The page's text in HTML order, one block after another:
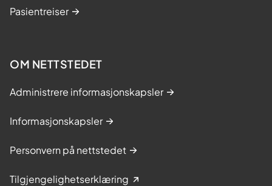
Pasientreiser
OM NETTSTEDET
Administrere informasjonskapsler
Informasjonskapsler
Personvern på nettstedet
Tilgjengelighetserklæring